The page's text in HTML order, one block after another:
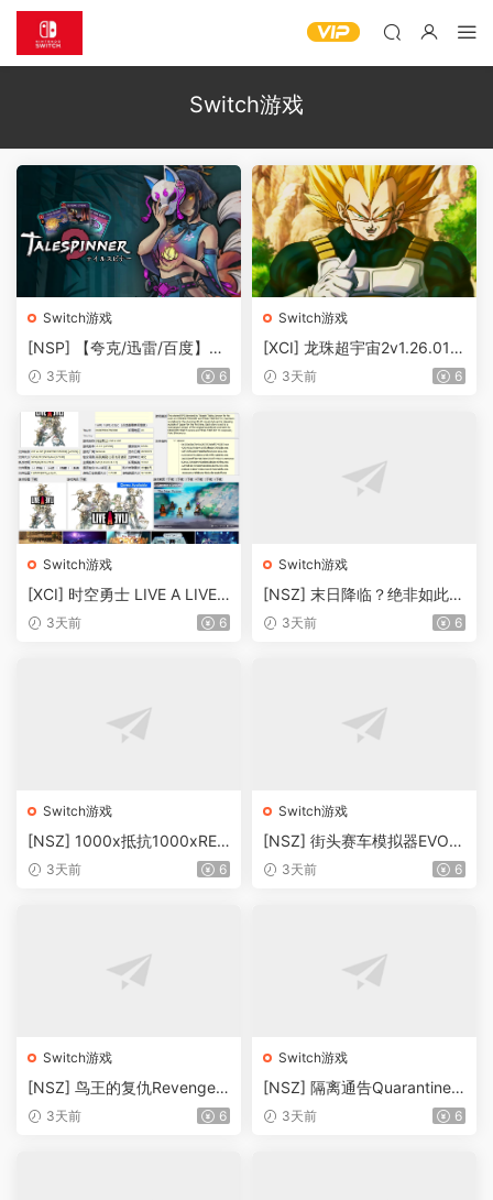
Switch游戏
Switch游戏
[NSP] 【夸克/迅雷/百度】织
语者Talespinner官方中文+v
3天前 6
Switch游戏
[XCI] 龙珠超宇宙2v1.26.01+
83dlc
3天前 6
Switch游戏
[XCI] 时空勇士 LIVE A LIVE+
1.0.1补丁 百度+夸克盘【XCI
3天前 6
Switch游戏
[NSZ] 末日降临？绝非如此！
Apocalypse ? No !美版1.01
3天前 6
Switch游戏
[NSZ] 1000x抵抗1000xRES
IST美版1.06补丁
3天前 6
Switch游戏
[NSZ] 街头赛车模拟器EVO：
汽车与摩托车Street Racing
3天前 6
Switch游戏
[NSZ] 鸟王的复仇Revenge o
f the Bird King美版
3天前 6
Switch游戏
[NSZ] 隔离通告Quarantine
Circular美版
3天前 6